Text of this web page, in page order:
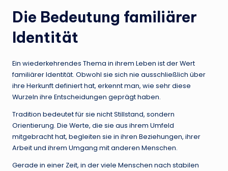
Die Bedeutung familiärer
Identität
Ein wiederkehrendes Thema in ihrem Leben ist der Wert
familiärer Identität. Obwohl sie sich nie ausschließlich über
ihre Herkunft definiert hat, erkennt man, wie sehr diese
Wurzeln ihre Entscheidungen geprägt haben.
Tradition bedeutet für sie nicht Stillstand, sondern
Orientierung. Die Werte, die sie aus ihrem Umfeld
mitgebracht hat, begleiten sie in ihren Beziehungen, ihrer
Arbeit und ihrem Umgang mit anderen Menschen.
Gerade in einer Zeit, in der viele Menschen nach stabilen